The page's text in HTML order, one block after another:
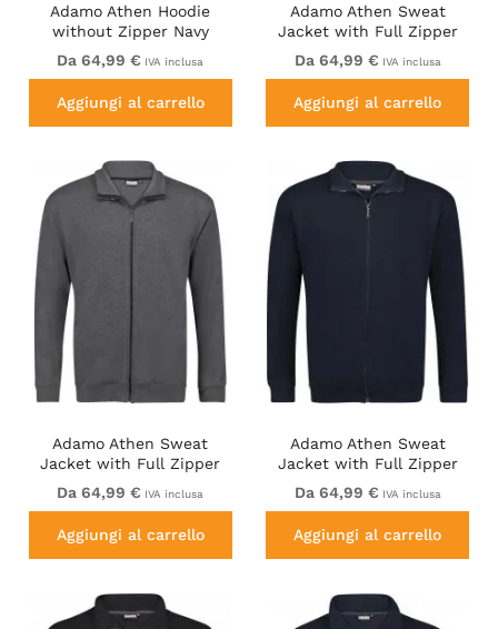
Adamo Athen Hoodie
without Zipper Navy
Da 64,99 € IVA inclusa
Aggiungi al carrello
Adamo Athen Sweat
Jacket with Full Zipper
Black
Da 64,99 € IVA inclusa
Aggiungi al carrello
Adamo Athen Sweat
Jacket with Full Zipper
Charcoal
Da 64,99 € IVA inclusa
Aggiungi al carrello
Adamo Athen Sweat
Jacket with Full Zipper
Navy
Da 64,99 € IVA inclusa
Aggiungi al carrello